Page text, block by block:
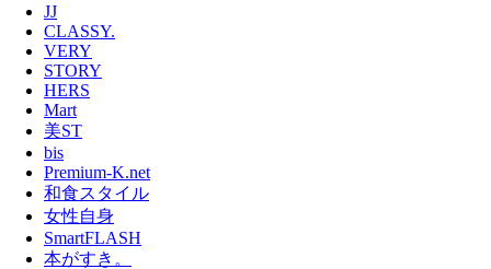
JJ
CLASSY.
VERY
STORY
HERS
Mart
美ST
bis
Premium-K.net
和食スタイル
女性自身
SmartFLASH
本がすき。